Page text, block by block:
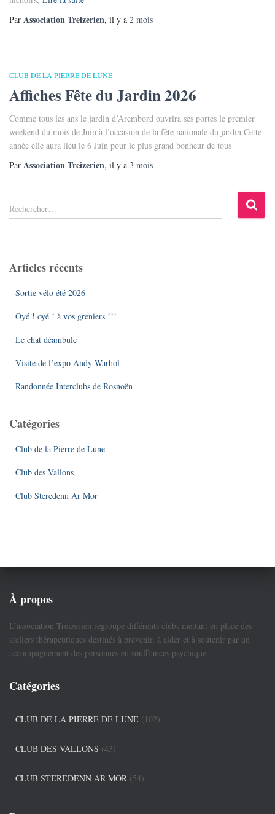
Par Association Treizerien, il y a 2 mois
CLUB DE LA PIERRE DE LUNE
Affiches Fête du Jardin 2026
Comme tous les ans le jardin d’Arembord ouvrira ses portes le premier
weekend du mois de Juin à l’occasion de la fête nationale du jardin Cette
année elle aura lieu le 6 Juin pour le plus grand bonheur de tous
Par Association Treizerien, il y a 3 mois
R
e
r
Rechercher…
Articles récents
Sortie vélo été 2026
Oyé ! oyé ! à vos greniers !!!
Le chat déambule
Visite de l’expo Andy Warhol
Randonnée Interclubs de Rosnoën
Catégories
Club de la Pierre de Lune
Club des Vallons
Club Steredenn Ar Mor
À propos
L’association Treizerien regroupe différents clubs mettant en place des
ateliers thérapeutiques destinés à prévenir, à aider et à soutenir par un
accompagnement des personnes en souffrances psychique.
Catégories
CLUB DE LA PIERRE DE LUNE (102)
CLUB DES VALLONS (43)
CLUB STEREDENN AR MOR (54)